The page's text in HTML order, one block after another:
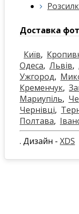
Доставка
Київ,
Одеса, Львів,
Ужгород,
Кременчук,
Мариупіль,
Чернівці,
Полтава,
. Дизайн - XDS